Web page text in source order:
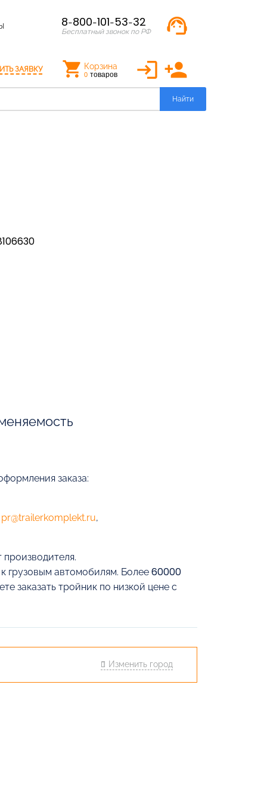
8-800-101-53-32
Бесплатный звонок по РФ support_agent
ЗАЯВКУ Корзина
0 товаров login person_add
Найти
заказа:
pr@trailerkomplekt.ru,
производителя.
грузовым автомобилям. Более 60000
заказать тройник по низкой цене с
Изменить город